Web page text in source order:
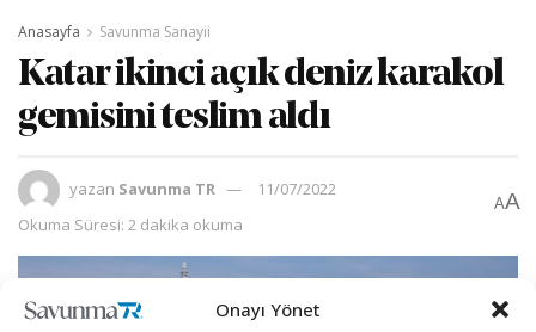
Onayı Yönet
Anasayfa Savunma Sanayii
Katar ikinci açık deniz karakol
gemisini teslim aldı
yazan Savunma TR
11/07/2022
Okuma Süresi: 2 dakika okuma
AA